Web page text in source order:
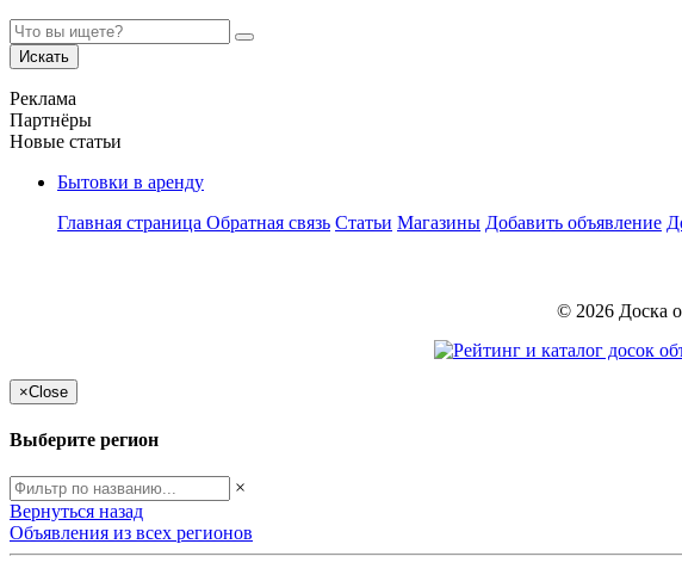
Искать
Реклама
Партнёры
Новые статьи
Бытовки в аренду
Главная страница Обратная связь Статьи Магазины Добавить объявление
© 2026 Доска
×Close
Выберите регион
×
Вернуться назад
Объявления из всех регионов